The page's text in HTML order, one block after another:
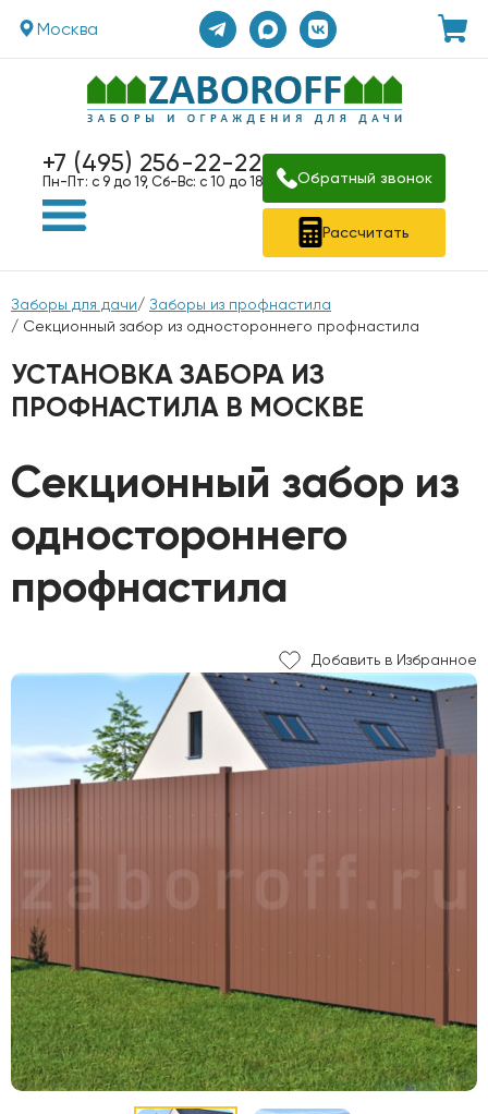
Москва
+7 (495) 256-22-22
Пн-Пт: с 9 до 19, Сб-Вс: с 10 до 18 Обратный звонок
Рассчитать
Заборы для дачи/ Заборы из профнастила
/ Секционный забор из одностороннего профнастила
УСТАНОВКА ЗАБОРА ИЗ
ПРОФНАСТИЛА В МОСКВЕ
Секционный забор из
одностороннего
профнастила
Добавить в Избранное